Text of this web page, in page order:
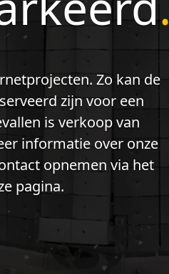
Zo kan de
zijn voor een
is verkoop van
informatie over onze
opnemen via het
pagina.